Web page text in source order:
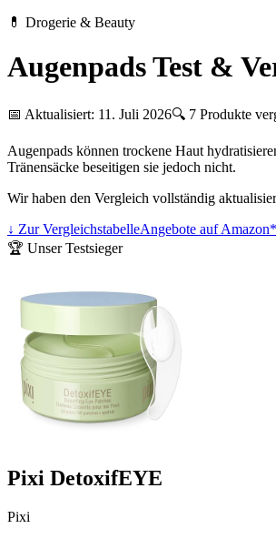
💊 Drogerie & Beauty
Augenpads Test &
📅 Aktualisiert: 11. Juli 2026🔍 7 Produkte
Augenpads können trockene Haut
Tränensäcke beseitigen sie jedoch nicht.
Wir haben den Vergleich vollständig
↓ Zur VergleichstabelleAngebote auf Amazon*
🏆 Unser Testsieger
Pixi DetoxifEYE
Pixi